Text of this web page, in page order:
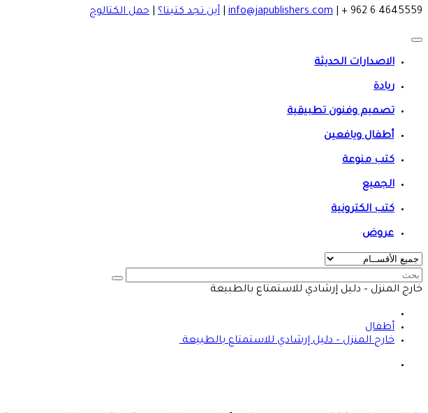
4645559 6 962 +
info@japublishers.com أين تجد كتبنا؟ حمل الكتالوج
الاصدارات الحديثة
ريادة
تصميم وفنون تطبيقية
أطفال ويافعين
كتب منوعة
الجميع
كتب الكترونية
عروض
خارج المنزل – دليل إرشادي للاستمتاع ‏بالطبيعة ‏
أطفال
خارج المنزل – دليل إرشادي للاستمتاع ‏بالطبيعة ‏